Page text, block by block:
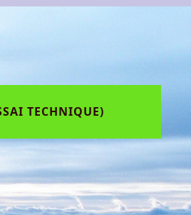
TECHNIQUE)